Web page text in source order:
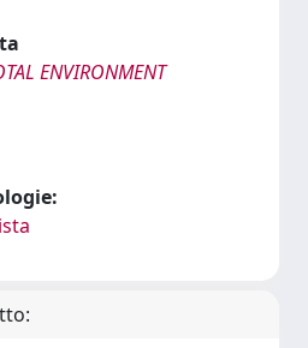
ENVIRONMENT